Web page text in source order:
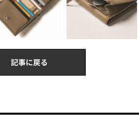
記事に戻る